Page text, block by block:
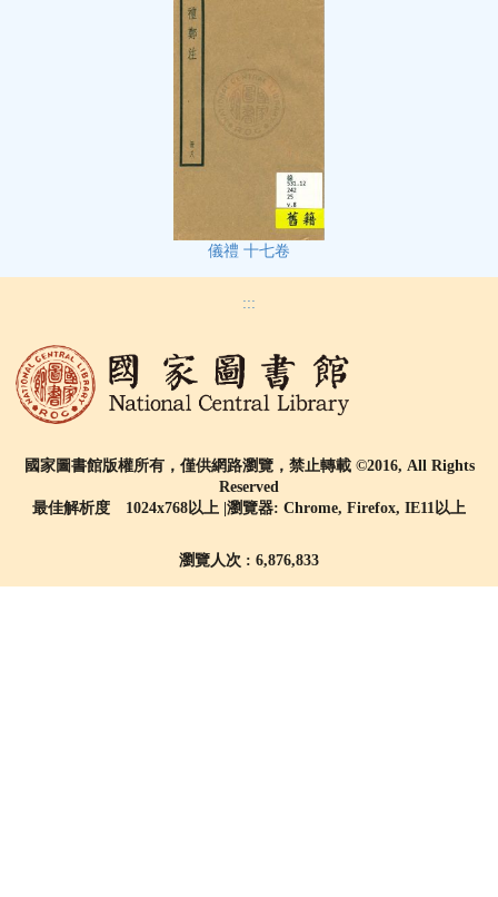
儀禮 十七卷
:::
國家圖書館版權所有，僅供網路瀏覽，禁止轉載 ©2016, All Rights
Reserved
最佳解析度 1024x768以上 |瀏覽器: Chrome, Firefox, IE11以上
瀏覽人次 : 6,876,833